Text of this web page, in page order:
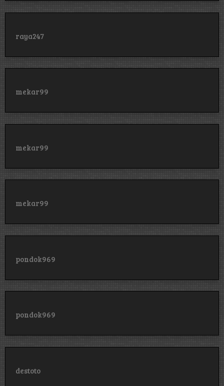
raya247
mekar99
mekar99
mekar99
pondok969
pondok969
destoto